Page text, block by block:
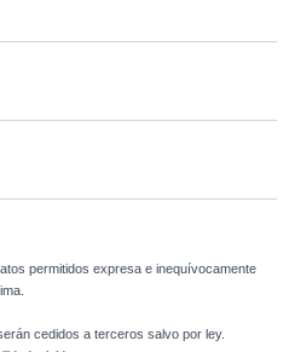
permitidos expresa e inequívocamente
cedidos a terceros salvo por ley.